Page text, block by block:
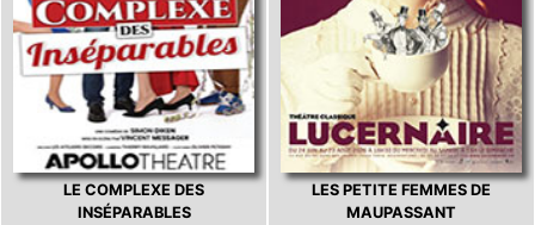
LE COMPLEXE DES
INSÉPARABLES
LES PETITE FEMMES DE
MAUPASSANT